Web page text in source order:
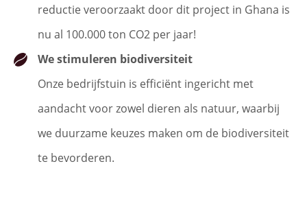
reductie veroorzaakt door dit project in Ghana is
nu al 100.000 ton CO2 per jaar!
We stimuleren biodiversiteit
Onze bedrijfstuin is efficiënt ingericht met
aandacht voor zowel dieren als natuur, waarbij
we duurzame keuzes maken om de biodiversiteit
te bevorderen.